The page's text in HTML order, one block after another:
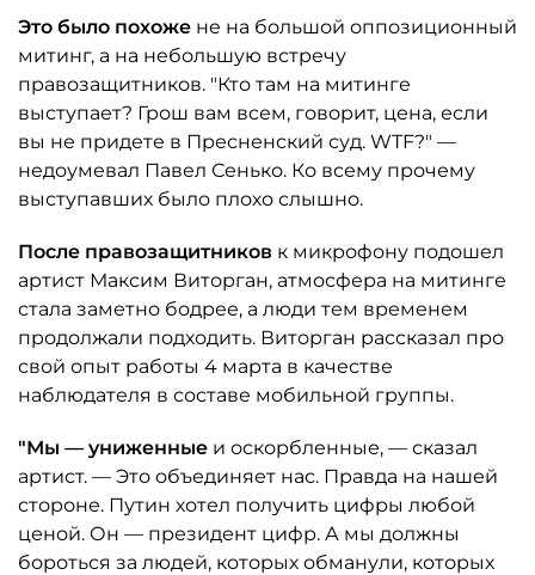
Это было похоже не на большой оппозиционный
митинг, а на небольшую встречу
правозащитников. "Кто там на митинге
выступает? Грош вам всем, говорит, цена, если
вы не придете в Пресненский суд. WTF?" —
недоумевал Павел Сенько. Ко всему прочему
выступавших было плохо слышно.
После правозащитников к микрофону подошел
артист Максим Виторган, атмосфера на митинге
стала заметно бодрее, а люди тем временем
продолжали подходить. Виторган рассказал про
свой опыт работы 4 марта в качестве
наблюдателя в составе мобильной группы.
"Мы — униженные и оскорбленные, — сказал
артист. — Это объединяет нас. Правда на нашей
стороне. Путин хотел получить цифры любой
ценой. Он — президент цифр. А мы должны
бороться за людей, которых обманули, которых